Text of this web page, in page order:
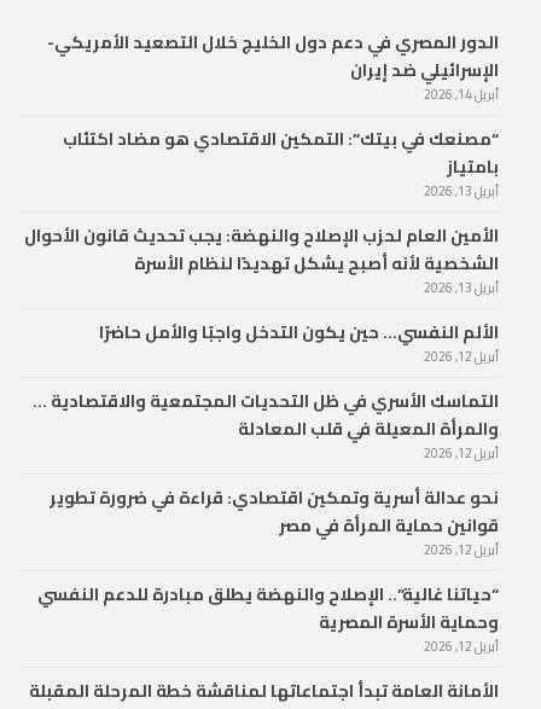
الدور المصري في دعم دول الخليج خلال التصعيد الأمريكي-
الإسرائيلي ضد إيران
أبريل 14, 2026
“مصنعك في بيتك”: التمكين الاقتصادي هو مضاد اكتئاب
بامتياز
أبريل 13, 2026
الأمين العام لحزب الإصلاح والنهضة: يجب تحديث قانون الأحوال
الشخصية لأنه أصبح يشكل تهديدًا لنظام الأسرة
أبريل 13, 2026
الألم النفسي… حين يكون التدخل واجبًا والأمل حاضرًا
أبريل 12, 2026
التماسك الأسري في ظل التحديات المجتمعية والاقتصادية …
والمرأة المعيلة في قلب المعادلة
أبريل 12, 2026
نحو عدالة أسرية وتمكين اقتصادي: قراءة في ضرورة تطوير
قوانين حماية المرأة في مصر
أبريل 12, 2026
“حياتنا غالية”.. الإصلاح والنهضة يطلق مبادرة للدعم النفسي
وحماية الأسرة المصرية
أبريل 12, 2026
الأمانة العامة تبدأ اجتماعاتها لمناقشة خطة المرحلة المقبلة